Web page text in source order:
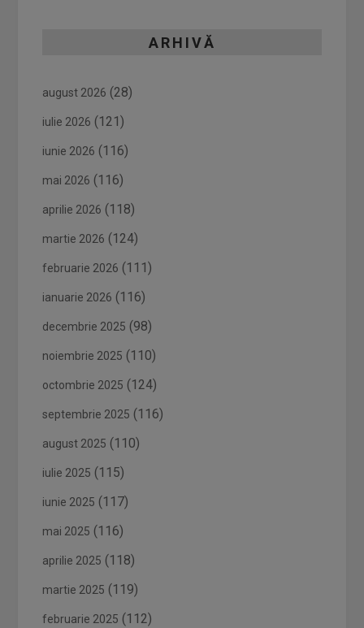
ARHIVĂ
august 2026 (28)
iulie 2026 (121)
iunie 2026 (116)
mai 2026 (116)
aprilie 2026 (118)
martie 2026 (124)
februarie 2026 (111)
ianuarie 2026 (116)
decembrie 2025 (98)
noiembrie 2025 (110)
octombrie 2025 (124)
septembrie 2025 (116)
august 2025 (110)
iulie 2025 (115)
iunie 2025 (117)
mai 2025 (116)
aprilie 2025 (118)
martie 2025 (119)
februarie 2025 (112)